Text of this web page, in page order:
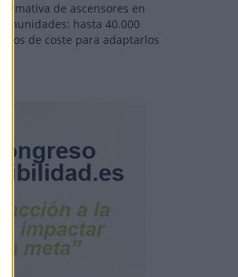
Normativa de ascensores en
comunidades: hasta 40.000
euros de coste para adaptarlos